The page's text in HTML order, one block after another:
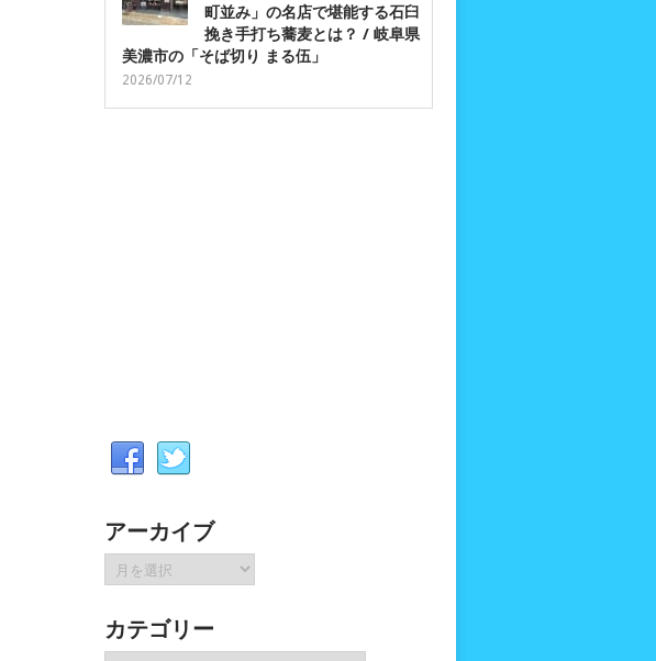
町並み」の名店で堪能する石臼
挽き手打ち蕎麦とは？ / 岐阜県
美濃市の「そば切り まる伍」
2026/07/12
アーカイブ
ア
ー
イ
ブ
カテゴリー